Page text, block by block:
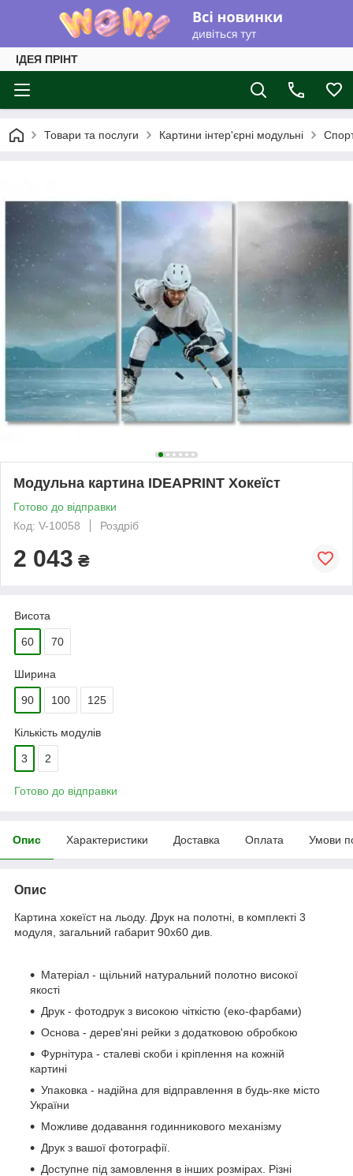
ІДЕЯ ПРІНТ
Товари та послуги Картини інтер'єрні модульні
Модульна картина IDEAPRINT Хокеїст
Готово до відправки
Код: V-10058
Роздріб
2 043 ₴
Висота
60 70
Ширина
90 100 125
Кількість модулів
3 2
Готово до відправки
Опис Характеристики Доставка Оплата Умови
Опис
Картина хокеїст на льоду. Друк на полотні, в комплекті 3
модуля, загальний габарит 90x60 див.
Матеріал - щільний натуральний полотно високої
якості
Друк - фотодрук з високою чіткістю (еко-фарбами)
Основа - дерев'яні рейки з додатковою обробкою
Фурнітура - сталеві скоби і кріплення на кожній
картині
Упаковка - надійна для відправлення в будь-яке місто
України
Можливе додавання годинникового механізму
Друк з вашої фотографії.
Доступне під замовлення в інших розмірах. Різні